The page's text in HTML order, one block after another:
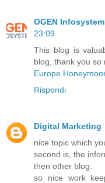
OGEN
23:09
This blog is
blog, thank you so
Europe
Rispondi
Digital Marketing
nice topic which
second is, the
then other blog.
so nice work